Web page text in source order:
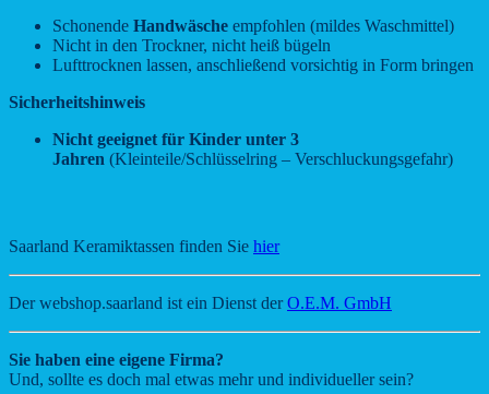
Schonende Handwäsche empfohlen (mildes Waschmittel)
Nicht in den Trockner, nicht heiß bügeln
Lufttrocknen lassen, anschließend vorsichtig in Form bringen
Sicherheitshinweis
Nicht geeignet für Kinder unter 3
Jahren (Kleinteile/Schlüsselring – Verschluckungsgefahr)
Saarland Keramiktassen finden Sie hier
Der webshop.saarland ist ein Dienst derO.E.M. GmbH
Sie haben eine eigene Firma?
Und, sollte es doch mal etwas mehr und individueller sein?